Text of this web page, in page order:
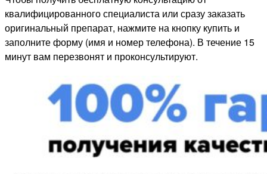
квалифицированного специалиста или сразу заказать
оригинальный препарат, нажмите на кнопку купить и
заполните форму (имя и номер телефона). В течение 15
минут вам перезвонят и проконсультируют.